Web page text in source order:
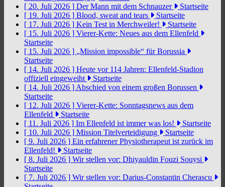
[ 20. Juli 2026 ] Der Mann mit dem Schnauzer
Startseite
[ 19. Juli 2026 ] Blood, sweat and tears
Startseite
[ 17. Juli 2026 ] Kein Test in Merchweiler!
Startseite
[ 15. Juli 2026 ] Vierer-Kette: Neues aus dem Ellenfeld
Startseite
[ 15. Juli 2026 ] „Mission impossible“ für Borussia
Startseite
[ 14. Juli 2026 ] Heute vor 114 Jahren: Ellenfeld-Stadion
offiziell eingeweiht
Startseite
[ 14. Juli 2026 ] Abschied von einem großen Borussen
Startseite
[ 12. Juli 2026 ] Vierer-Kette: Sonntagsnews aus dem
Ellenfeld
Startseite
[ 11. Juli 2026 ] Im Ellenfeld ist immer was los!
Startseite
[ 10. Juli 2026 ] Mission Titelverteidigung
Startseite
[ 9. Juli 2026 ] Ein erfahrener Physiotherapeut ist zurück im
Ellenfeld!
Startseite
[ 8. Juli 2026 ] Wir stellen vor: Dhiyauldin Fouzi Souysi
Startseite
[ 7. Juli 2026 ] Wir stellen vor: Darius-Constantin Cherascu